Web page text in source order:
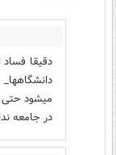
دقیقا
میشود
در جامعه